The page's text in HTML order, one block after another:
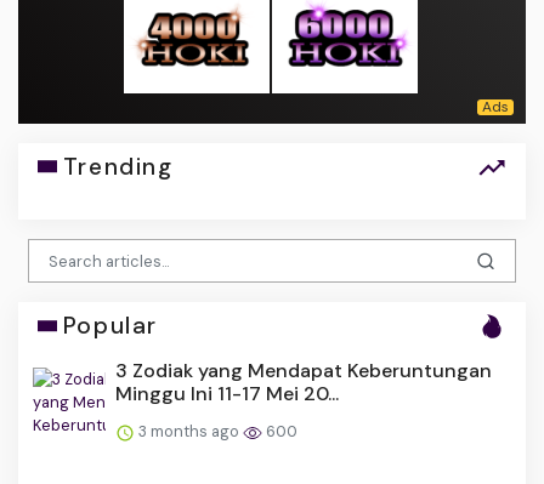
Trending
Popular
3 Zodiak yang Mendapat Keberuntungan
Minggu Ini 11-17 Mei 20...
3 months ago 600